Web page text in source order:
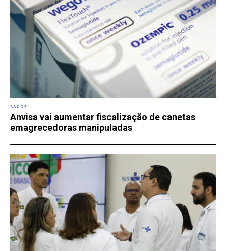
SAÚDE
Anvisa vai aumentar fiscalização de canetas
emagrecedoras manipuladas